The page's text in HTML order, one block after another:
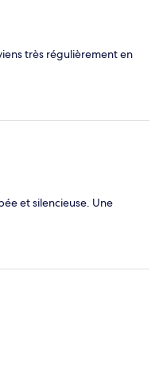
très régulièrement en
et silencieuse. Une